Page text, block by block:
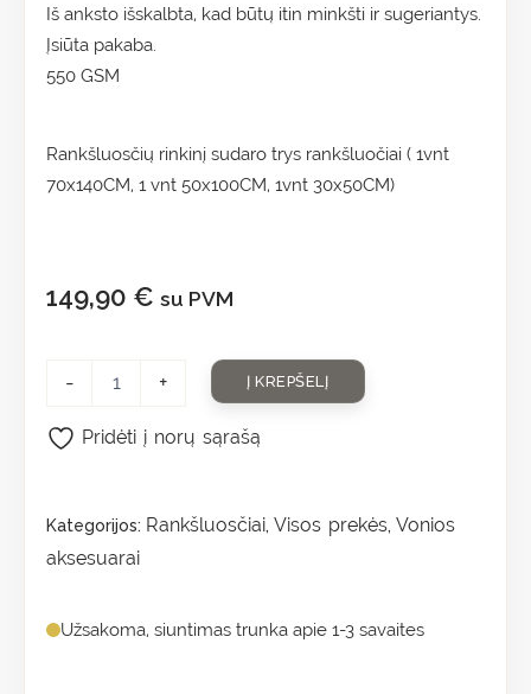
Iš anksto išskalbta, kad būtų itin minkšti ir sugeriantys.
Įsiūta pakaba.
550 GSM
Rankšluosčių rinkinį sudaro trys rankšluočiai ( 1vnt
70x140CM, 1 vnt 50x100CM, 1vnt 30x50CM)
149,90 € su PVM
- + Į KREPŠELĮ
Kategorijos: Rankšluosčiai, Visos prekės, Vonios
aksesuarai
Užsakoma, siuntimas trunka apie 1-3 savaites
Pridėti į norų sąrašą